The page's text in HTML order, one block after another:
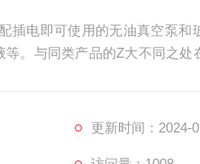
插电即可使用的无油真空泵和
。与同类产品的Z大不同之处
更新时间：2024-